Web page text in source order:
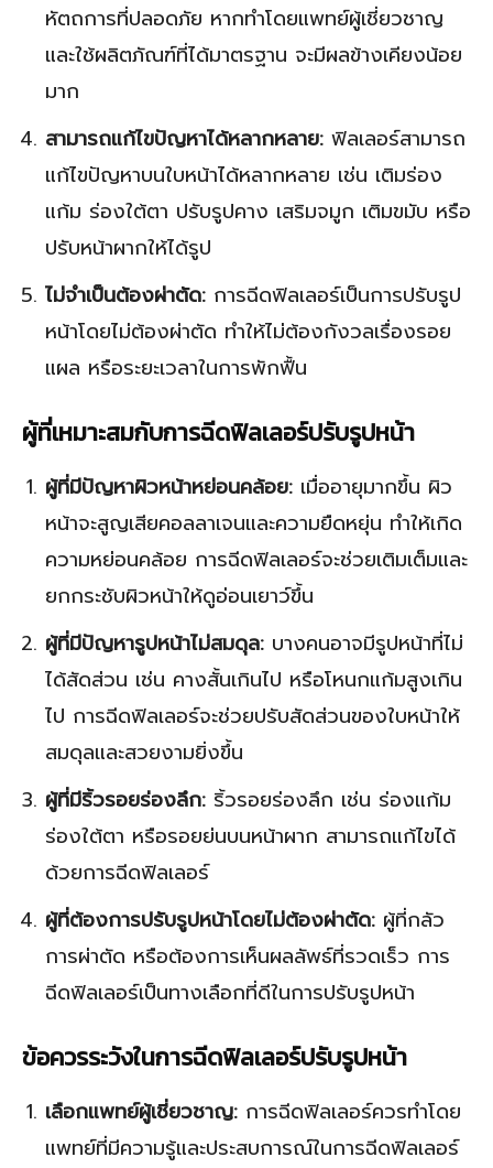
หัตถการที่ปลอดภัย หากทำโดยแพทย์ผู้เชี่ยวชาญ
และใช้ผลิตภัณฑ์ที่ได้มาตรฐาน จะมีผลข้างเคียงน้อย
มาก
สามารถแก้ไขปัญหาได้หลากหลาย: ฟิลเลอร์สามารถ
แก้ไขปัญหาบนใบหน้าได้หลากหลาย เช่น เติมร่อง
แก้ม ร่องใต้ตา ปรับรูปคาง เสริมจมูก เติมขมับ หรือ
ปรับหน้าผากให้ได้รูป
ไม่จำเป็นต้องผ่าตัด: การฉีดฟิลเลอร์เป็นการปรับรูป
หน้าโดยไม่ต้องผ่าตัด ทำให้ไม่ต้องกังวลเรื่องรอย
แผล หรือระยะเวลาในการพักฟื้น
ผู้ที่เหมาะสมกับการฉีดฟิลเลอร์ปรับรูปหน้า
ผู้ที่มีปัญหาผิวหน้าหย่อนคล้อย: เมื่ออายุมากขึ้น ผิว
หน้าจะสูญเสียคอลลาเจนและความยืดหยุ่น ทำให้เกิด
ความหย่อนคล้อย การฉีดฟิลเลอร์จะช่วยเติมเต็มและ
ยกกระชับผิวหน้าให้ดูอ่อนเยาว์ขึ้น
ผู้ที่มีปัญหารูปหน้าไม่สมดุล: บางคนอาจมีรูปหน้าที่ไม่
ได้สัดส่วน เช่น คางสั้นเกินไป หรือโหนกแก้มสูงเกิน
ไป การฉีดฟิลเลอร์จะช่วยปรับสัดส่วนของใบหน้าให้
สมดุลและสวยงามยิ่งขึ้น
ผู้ที่มีริ้วรอยร่องลึก: ริ้วรอยร่องลึก เช่น ร่องแก้ม
ร่องใต้ตา หรือรอยย่นบนหน้าผาก สามารถแก้ไขได้
ด้วยการฉีดฟิลเลอร์
ผู้ที่ต้องการปรับรูปหน้าโดยไม่ต้องผ่าตัด: ผู้ที่กลัว
การผ่าตัด หรือต้องการเห็นผลลัพธ์ที่รวดเร็ว การ
ฉีดฟิลเลอร์เป็นทางเลือกที่ดีในการปรับรูปหน้า
ข้อควรระวังในการฉีดฟิลเลอร์ปรับรูปหน้า
เลือกแพทย์ผู้เชี่ยวชาญ: การฉีดฟิลเลอร์ควรทำโดย
แพทย์ที่มีความรู้และประสบการณ์ในการฉีดฟิลเลอร์